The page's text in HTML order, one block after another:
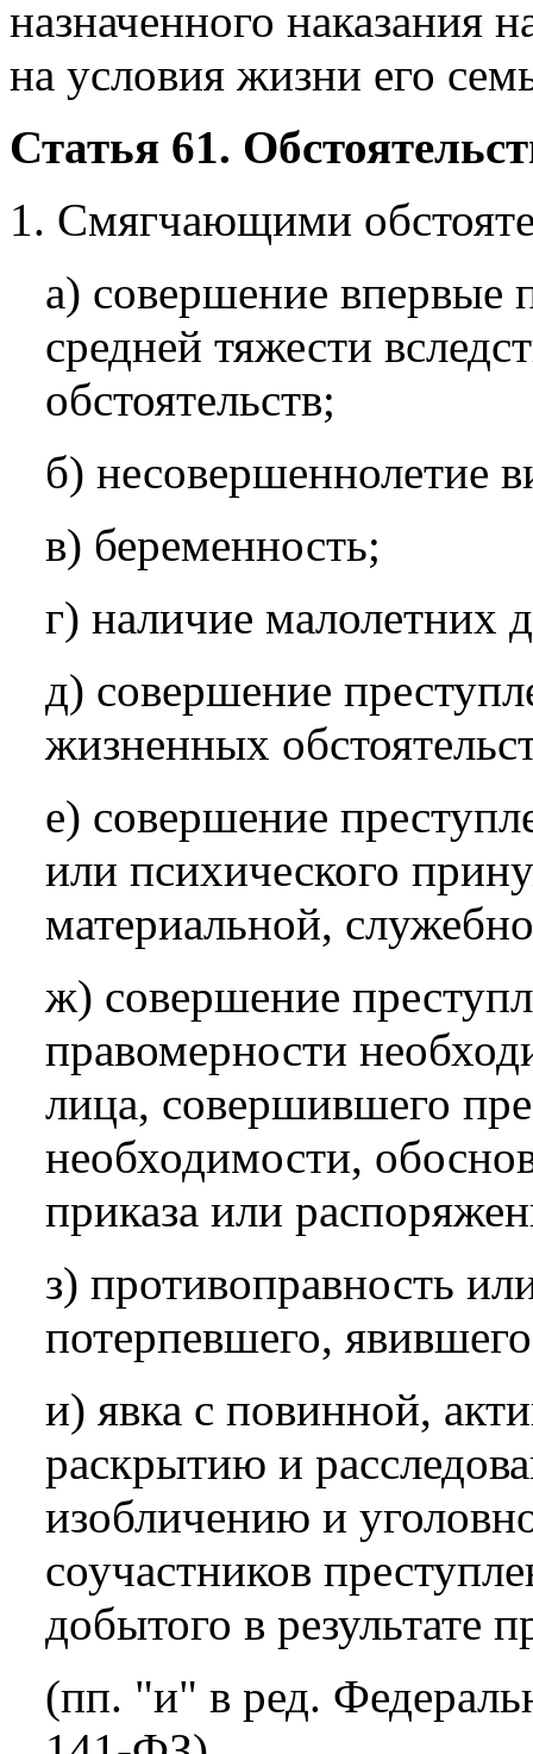
назначенного наказания
на условия жизни его
Статья 61.
1. Смягчающими
а) совершение впервые
средней тяжести
обстоятельств;
б) несовершеннолетие
в) беременность;
г) наличие малолетних
д) совершение
жизненных
е) совершение
или психического
материальной,
ж) совершение
правомерности
лица, совершившего
необходимости,
приказа или
з) противоправность
потерпевшего,
и) явка с повинной,
раскрытию и
изобличению и
соучастников
добытого в результате
(пп. "и" в ред.